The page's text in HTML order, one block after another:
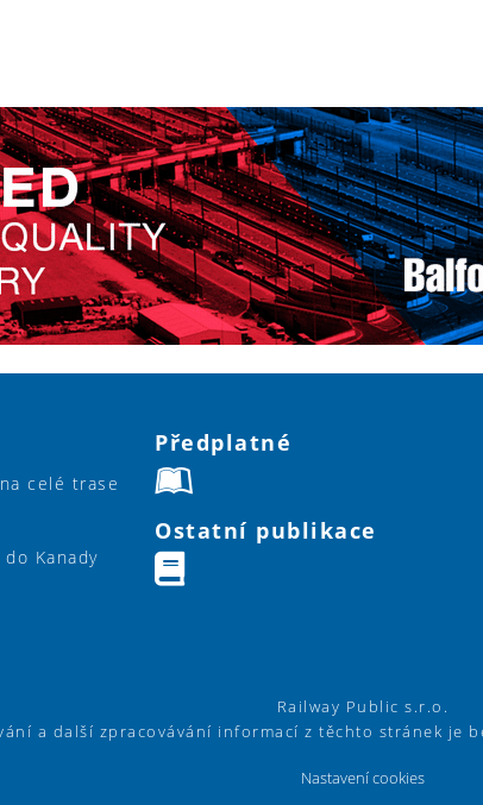
celé trase
Kanady
Předplatné
Ostatní publikace
Railway Public s.r.o.
a další zpracovávání informací z těchto stránek je
Nastavení cookies